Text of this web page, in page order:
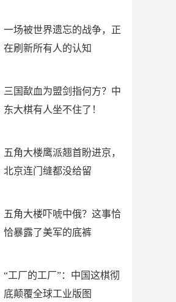
一场被世界遗忘的战争，正
在刷新所有人的认知
三国歃血为盟剑指何方？中
东大棋有人坐不住了！
五角大楼鹰派翘首盼进京，
北京连门缝都没给留
五角大楼吓唬中俄？这事恰
恰暴露了美军的底裤
“工厂的工厂”：中国这棋彻
底颠覆全球工业版图